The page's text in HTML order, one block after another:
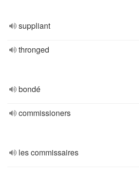
suppliant
thronged
bondé
commissioners
les commissaires